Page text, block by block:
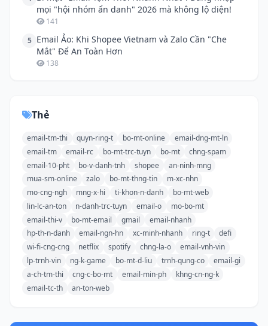
mọi "hội nhóm ẩn danh" 2026 mà không lộ diện!
141
5 Email Ảo: Khi Shopee Vietnam và Zalo Cần "Che
Mắt" Để An Toàn Hơn
138
Thẻ
email-tm-thi quyn-ring-t bo-mt-online
email-dng-mt-ln
email-tm
email-rc bo-mt-trc-tuyn bo-mt
chng-spam
email-10-pht
bo-v-danh-tnh shopee
an-ninh-mng
mua-sm-online
zalo bo-mt-thng-tin
m-xc-nhn
mo-cng-ngh
mng-x-hi ti-khon-n-danh
bo-mt-web
lin-lc-an-ton
n-danh-trc-tuyn email-o
mo-bo-mt
email-thi-v
bo-mt-email gmail
email-nhanh
hp-th-n-danh
email-ngn-hn xc-minh-nhanh ring-t
defi
wi-fi-cng-cng
netflix spotify chng-la-o
email-vnh-vin
lp-trnh-vin
ng-k-game bo-mt-d-liu trnh-qung-co
email-gi
a-ch-tm-thi
cng-c-bo-mt email-min-ph
khng-cn-ng-k
email-tc-th
an-ton-web